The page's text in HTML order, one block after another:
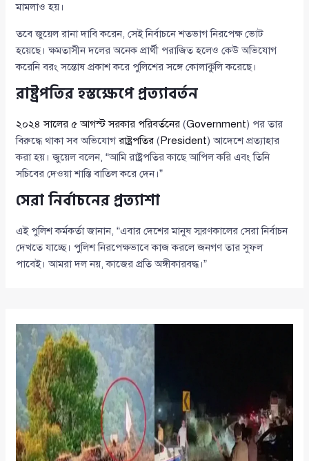
মামলাও হয়।
তবে জুয়েল রানা দাবি করেন, সেই নির্বাচনে শতভাগ নিরপেক্ষ ভোট
হয়েছে। ক্ষমতাসীন দলের অনেক প্রার্থী পরাজিত হলেও কেউ অভিযোগ
করেনি বরং সন্তোষ প্রকাশ করে পুলিশের সঙ্গে কোলাকুলি করেছে।
রাষ্ট্রপতির হস্তক্ষেপে প্রত্যাবর্তন
২০২৪ সালের ৫ আগস্ট সরকার পরিবর্তনের (Government) পর তার
বিরুদ্ধে থাকা সব অভিযোগরাষ্ট্রপতির (President) আদেশে প্রত্যাহার
করা হয়। জুয়েল বলেন, “আমি রাষ্ট্রপতির কাছে আপিল করি এবং তিনি
সচিবের দেওয়া শাস্তি বাতিল করে দেন।”
সেরা নির্বাচনের প্রত্যাশা
এই পুলিশ কর্মকর্তা জানান, “এবার দেশের মানুষ স্মরণকালের সেরা নির্বাচন
দেখতে যাচ্ছে। পুলিশ নিরপেক্ষভাবে কাজ করলে জনগণ তার সুফল
পাবেই। আমরা দল নয়, কাজের প্রতি অঙ্গীকারবদ্ধ।”